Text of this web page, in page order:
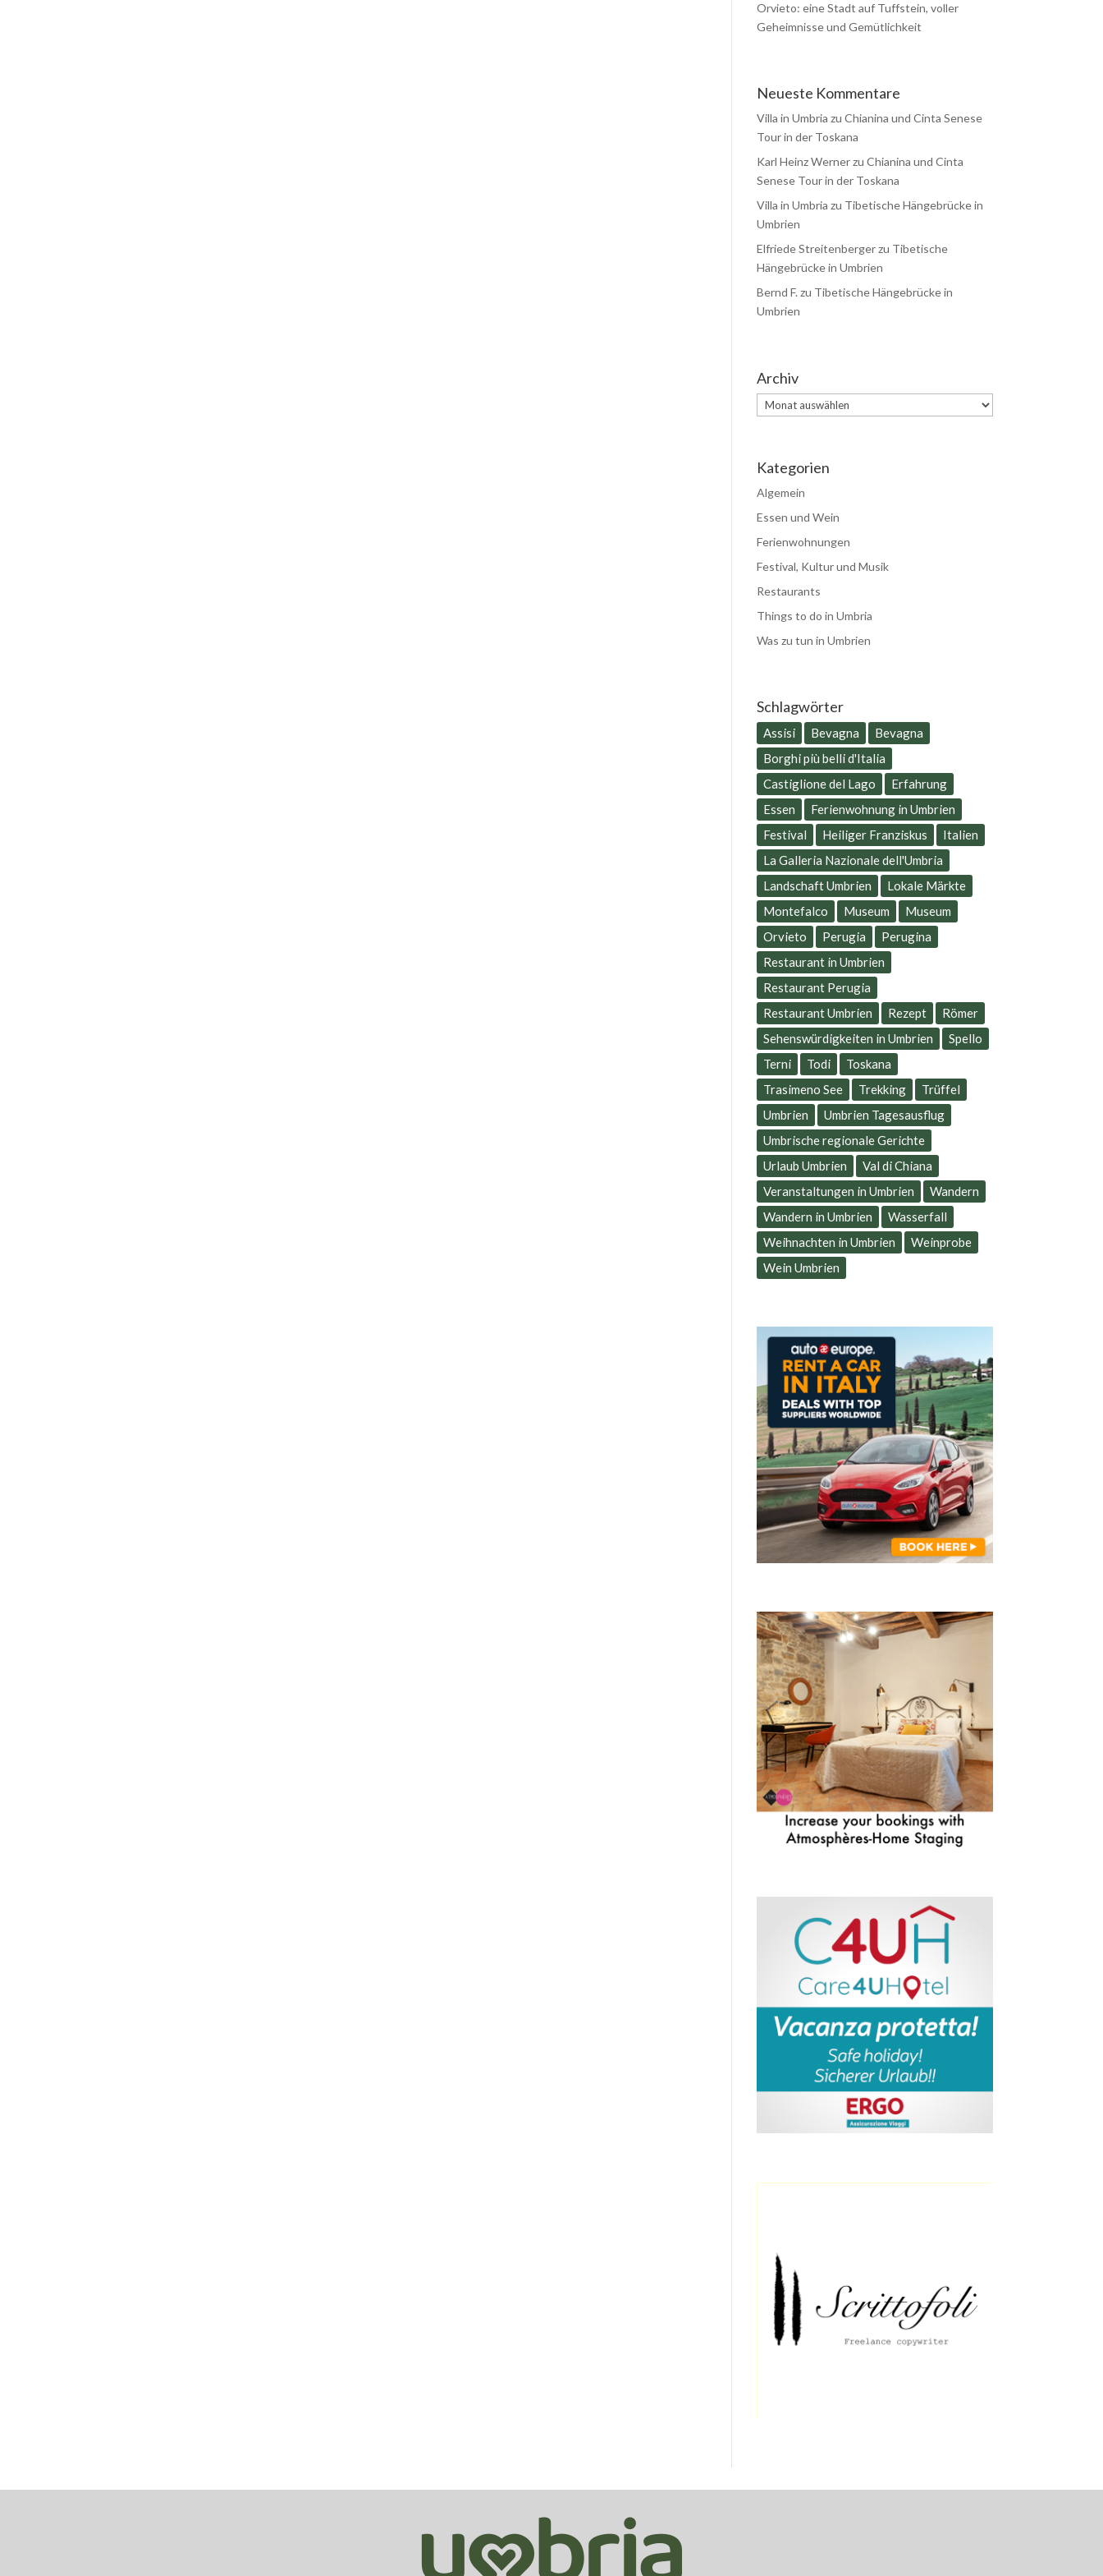
Orvieto: eine Stadt auf Tuffstein, voller
Geheimnisse und Gemütlichkeit
Neueste Kommentare
Villa in Umbria zu Chianina und Cinta Senese
Tour in der Toskana
Karl Heinz Wernerzu Chianina und Cinta
Senese Tour in der Toskana
Villa in Umbria zu Tibetische Hängebrücke in
Umbrien
Elfriede Streitenbergerzu Tibetische
Hängebrücke in Umbrien
Bernd F. zu Tibetische Hängebrücke in
Umbrien
Archiv
Archiv
Kategorien
Algemein
Essen und Wein
Ferienwohnungen
Festival, Kultur und Musik
Restaurants
Things to do in Umbria
Was zu tun in Umbrien
Schlagwörter
Assisi Bevagna
Bevagna
Borghi più belli d'Italia
Castiglione del Lago
Erfahrung
Essen
Ferienwohnung in Umbrien
Festival
Heiliger Franziskus
Italien
La Galleria Nazionale dell'Umbria
Landschaft Umbrien
Lokale Märkte
Montefalco
Museum
Museum
Orvieto
Perugia
Perugina
Restaurant in Umbrien
Restaurant Perugia
Restaurant Umbrien
Rezept
Römer
Sehenswürdigkeiten in Umbrien
Spello
Terni
Todi
Toskana
Trasimeno See
Trekking
Trüffel
Umbrien
Umbrien Tagesausflug
Umbrische regionale Gerichte
Urlaub Umbrien
Val di Chiana
Veranstaltungen in Umbrien
Wandern
Wandern in Umbrien
Wasserfall
Weihnachten in Umbrien
Weinprobe
Wein Umbrien